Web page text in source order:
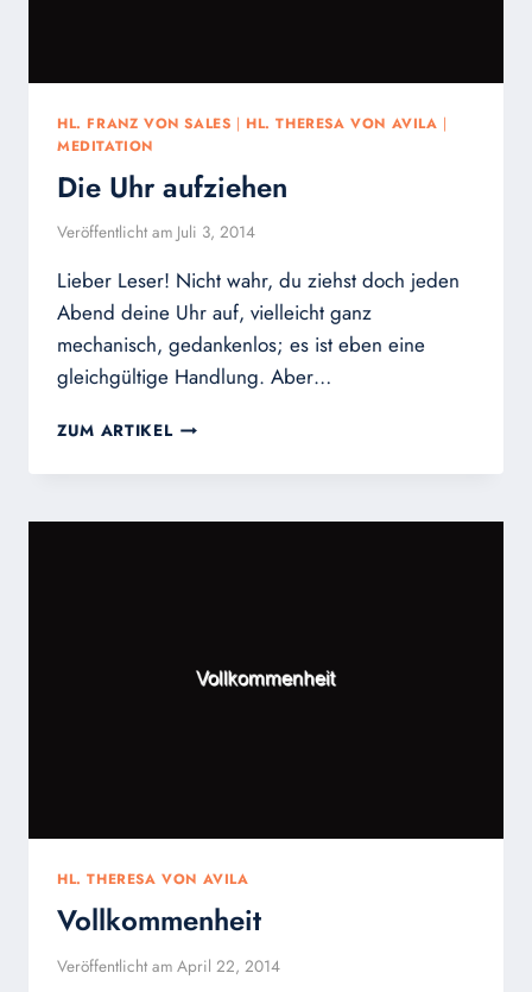
HL. FRANZ VON SALES | HL. THERESA VON AVILA |
MEDITATION
Die Uhr aufziehen
Veröffentlicht am Juli 3, 2014
Lieber Leser! Nicht wahr, du ziehst doch jeden
Abend deine Uhr auf, vielleicht ganz
mechanisch, gedankenlos; es ist eben eine
gleichgültige Handlung. Aber…
ZUM ARTIKEL DIE
AUFZIEHEN
HL. THERESA VON AVILA
Vollkommenheit
Veröffentlicht am April 22, 2014